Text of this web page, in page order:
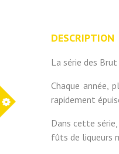
DESCRIPTION
La série des
Chaque année,
rapidement
Dans cette
fûts de liqueurs